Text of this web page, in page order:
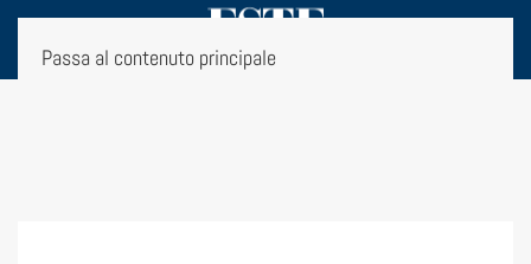
Passa al contenuto principale